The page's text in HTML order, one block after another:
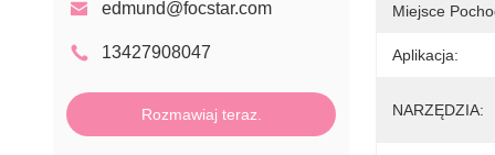
edmund@focstar.com
13427908047
Rozmawiaj teraz.
Miejsce
Aplikacja:
NARZĘDZIA: